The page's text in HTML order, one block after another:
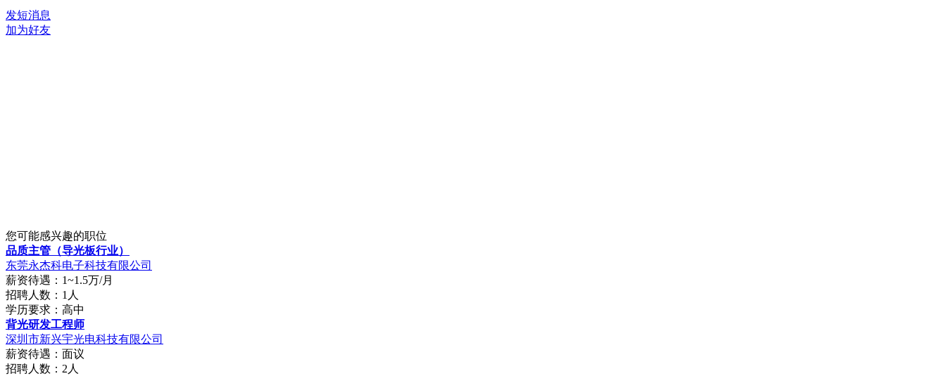
发短消息
加为好友
您可能感兴趣的职位
品质主管（导光板行业）
东莞永杰科电子科技有限公司
薪资待遇：1~1.5万/月
招聘人数：1人
学历要求：高中
背光研发工程师
深圳市新兴宇光电科技有限公司
薪资待遇：面议
招聘人数：2人